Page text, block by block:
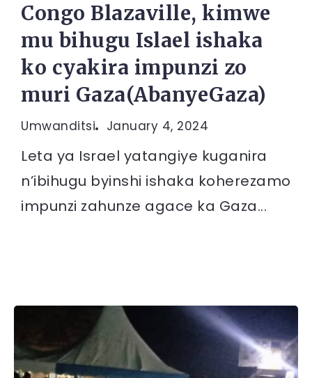
Congo Blazaville, kimwe
mu bihugu Islael ishaka
ko cyakira impunzi zo
muri Gaza(AbanyeGaza)
Umwanditsi January 4, 2024
Leta ya Israel yatangiye kuganira
n’ibihugu byinshi ishaka koherezamo
impunzi zahunze agace ka Gaza...